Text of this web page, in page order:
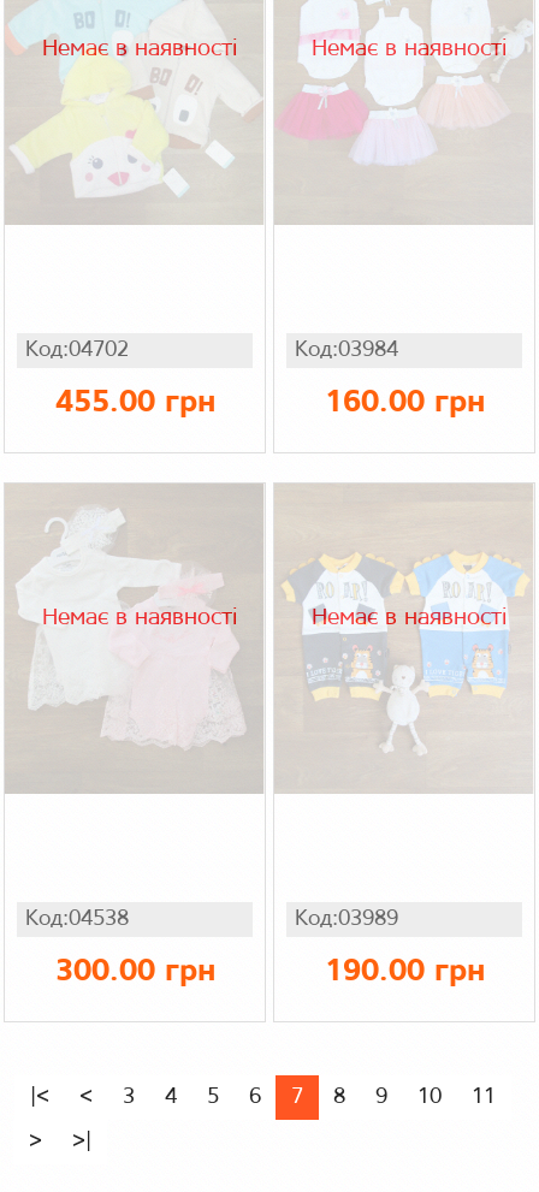
Немає в наявності
Код:04702
455.00 грн
Немає в наявності
Код:03984
160.00 грн
Немає в наявності
Код:04538
300.00 грн
Немає в наявності
Код:03989
190.00 грн
|< < 3 4 5 6 7 8 9 10 11
> >|